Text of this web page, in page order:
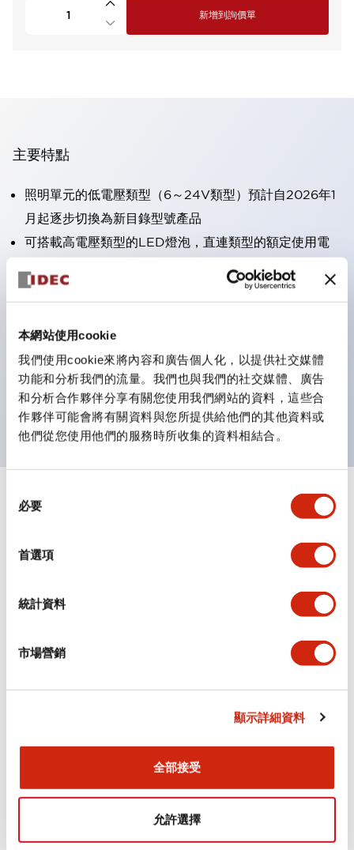
本網站使用cookie
我們使用cookie來將內容和廣告個人化，以提供社交媒體
功能和分析我們的流量。我們也與我們的社交媒體、廣告
和分析合作夥伴分享有關您使用我們網站的資料，這些合
作夥伴可能會將有關資料與您所提供給他們的其他資料或
他們從您使用他們的服務時所收集的資料相結合。
必要
首選項
統計資料
市場營銷
顯示詳細資料
全部接受
允許選擇
新增到詢價單
主要特點
照明單元的低電壓類型（6～24V類型）預計自2026年1
月起逐步切換為新目錄型號產品
可搭載高電壓類型的LED燈泡，直連類型的額定使用電
不需要端子蓋。（不包括指示燈的直連類型）
一顆LED燈泡（LSRD燈泡）可實現六種顏色的功能。過
去每種顏色分開的LED燈泡，現在可用一顆單色LED燈
泡表現各種顏色。
UL、CSA、TÜV、CCC認證品。（部分機種除外）
規格 顯示全部 +
文件和檔案